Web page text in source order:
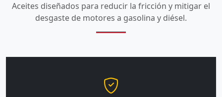
Aceites diseñados para reducir la fricción y mitigar el
desgaste de motores a gasolina y diésel.